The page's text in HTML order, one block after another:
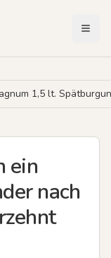
1,5 lt.
ein
nach